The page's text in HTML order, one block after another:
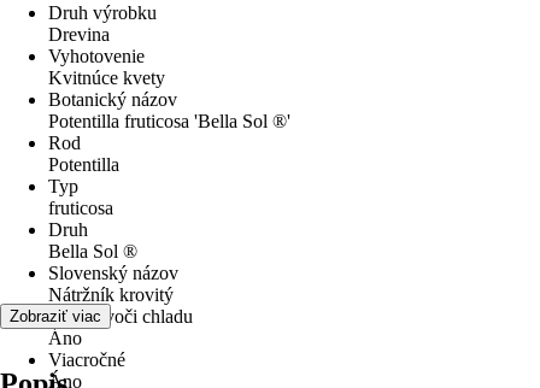
Druh výrobku
Drevina
Vyhotovenie
Kvitnúce kvety
Botanický názov
Potentilla fruticosa 'Bella Sol ®'
Rod
Potentilla
Typ
fruticosa
Druh
Bella Sol ®
Slovenský názov
Nátržník krovitý
odolné voči chladu
Áno
Viacročné
Áno
Zobraziť viac